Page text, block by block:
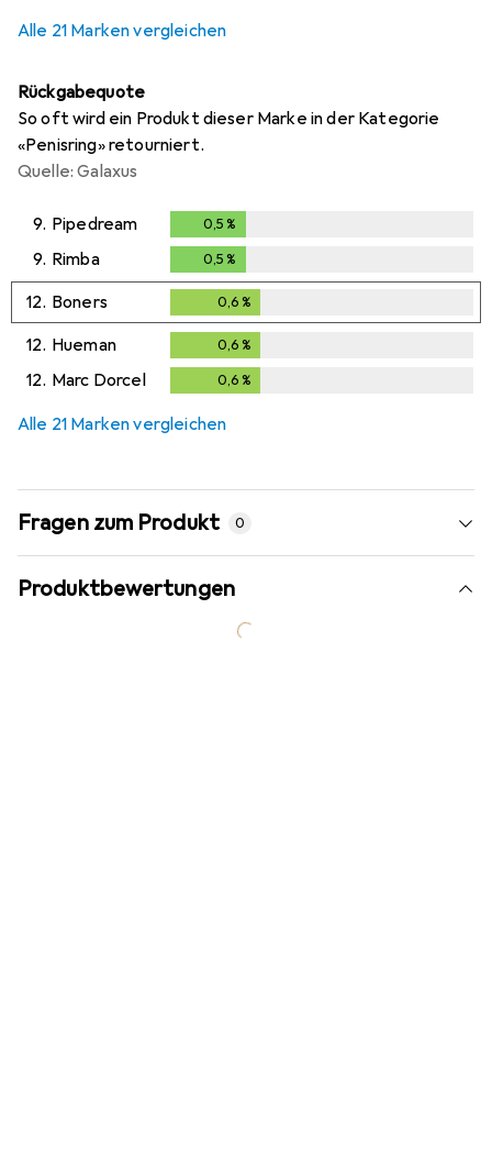
Alle 21 Marken vergleichen
Rückgabequote
So oft wird ein Produkt dieser Marke in der Kategorie
«Penisring» retourniert.
Quelle: Galaxus
9. Pipedream 0,5 %
9. Rimba 0,5 %
12. Boners 0,6 %
12. Hueman 0,6 %
12. Marc Dorcel 0,6 %
Alle 21 Marken vergleichen
Fragen zum Produkt 0
Produktbewertungen